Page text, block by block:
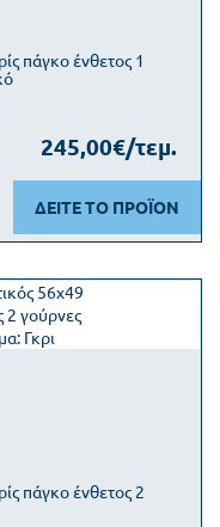
πάγκο ένθετος 1
245,00€/τεμ.
ΔΕΙΤΕ ΤΟ ΠΡΟΪΟΝ
πάγκο ένθετος 2